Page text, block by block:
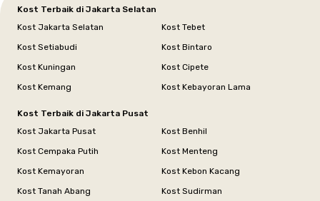
Kost Terbaik di Jakarta Selatan
Kost Jakarta Selatan
Kost Tebet
Kost Setiabudi
Kost Bintaro
Kost Kuningan
Kost Cipete
Kost Kemang
Kost Kebayoran Lama
Kost Terbaik di Jakarta Pusat
Kost Jakarta Pusat
Kost Benhil
Kost Cempaka Putih
Kost Menteng
Kost Kemayoran
Kost Kebon Kacang
Kost Tanah Abang
Kost Sudirman